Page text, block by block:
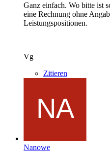
Ganz einfach. Wo bitte ist
eine Rechnung ohne
Leistungspositionen.
Vg
Zitieren
Nanowe